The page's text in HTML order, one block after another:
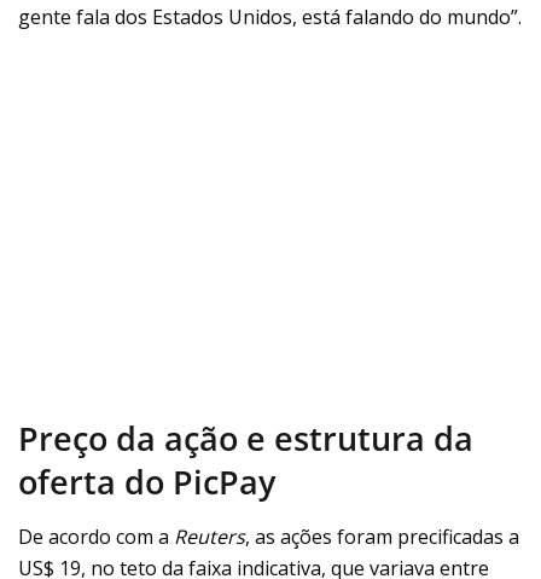
gente fala dos Estados Unidos, está falando do mundo”.
Preço da ação e estrutura da
oferta do PicPay
De acordo com a Reuters, as ações foram precificadas a
US$ 19, no teto da faixa indicativa, que variava entre